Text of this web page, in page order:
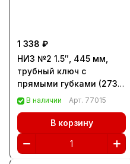
1 338 ₽
НИЗ №2 1.5″, 445 мм,
трубный ключ с
прямыми губками (2731-
2) В наличии Арт. 77015
В корзину